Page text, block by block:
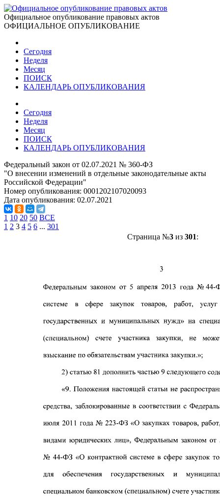
Официальное опубликование правовых актов
ОФИЦИАЛЬНОЕ ОПУБЛИКОВАНИЕ
Сегодня
Неделя
Месяц
ПОИСК
КАЛЕНДАРЬ ОПУБЛИКОВАНИЯ
Сегодня
Неделя
Месяц
ПОИСК
КАЛЕНДАРЬ ОПУБЛИКОВАНИЯ
Федеральный закон от 02.07.2021 № 360-ФЗ
"О внесении изменений в отдельные законодательные акты
Российской Федерации"
Номер опубликования: 0001202107020093
Дата опубликования: 02.07.2021
1 10 20 50 ВСЕ
1 2 3 4 5 6 ... 301
Страница №3из 301: